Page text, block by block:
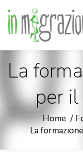
La
per
Home
La